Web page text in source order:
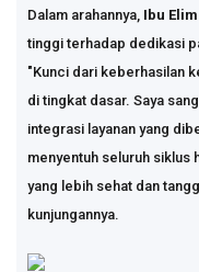
Dalam arahannya, Ibu
tinggi terhadap dedikasi
"Kunci dari keberhasilan
di tingkat dasar. Saya
integrasi layanan yang
menyentuh seluruh siklus
yang lebih sehat dan
kunjungannya.